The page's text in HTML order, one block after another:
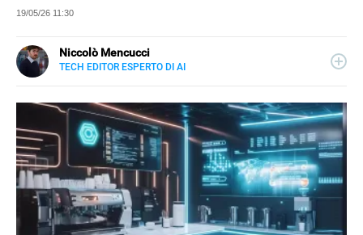
19/05/26 11:30
Niccolò Mencucci
TECH EDITOR ESPERTO DI AI
LINKEDIN
novità dell'IA.